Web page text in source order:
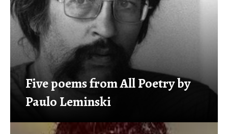
Five poems from All Poetry by
Paulo Leminski